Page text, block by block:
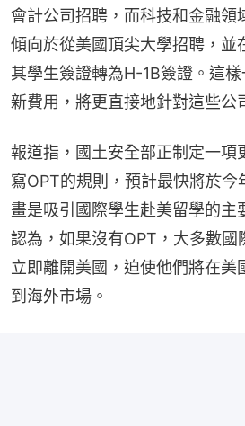
會計公司招聘，而科技和金融領
傾向於從美國頂尖大學招聘，並
其學生簽證轉為H-1B簽證。這
新費用，將更直接地針對這些公
報道指，國土安全部正制定一項
寫OPT的規則，預計最快將於今
畫是吸引國際學生赴美留學的主
認為，如果沒有OPT，大多數國
立即離開美國，迫使他們將在美
到海外市場。